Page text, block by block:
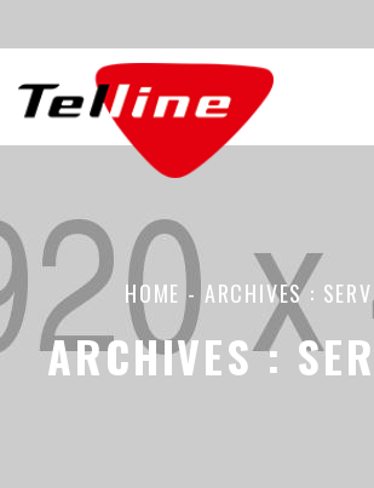
HOME -ARCHIVES :
ARCHIVES :